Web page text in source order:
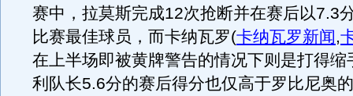
赛中，拉莫斯完成12次抢断并在赛后以7.3
比赛最佳球员，而卡纳瓦罗(卡纳瓦罗新闻,
在上半场即被黄牌警告的情况下则是打得缩
利队长5.6分的赛后得分也仅高于罗比尼奥